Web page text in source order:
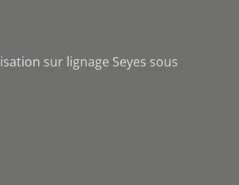
sur lignage Seyes sous